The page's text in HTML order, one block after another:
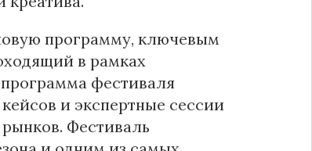
программу, ключевым
в рамках
фестиваля
и экспертные сессии
Фестиваль